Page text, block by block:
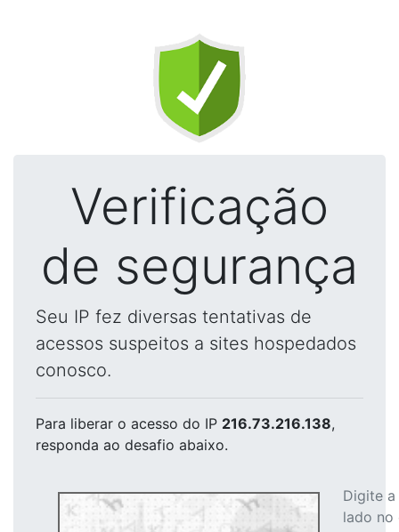
Verificação
de segurança
Seu IP fez diversas tentativas de
acessos suspeitos a sites hospedados
conosco.
Para liberar o acesso do IP 216.73.216.138,
responda ao desafio abaixo.
Digite
lado no